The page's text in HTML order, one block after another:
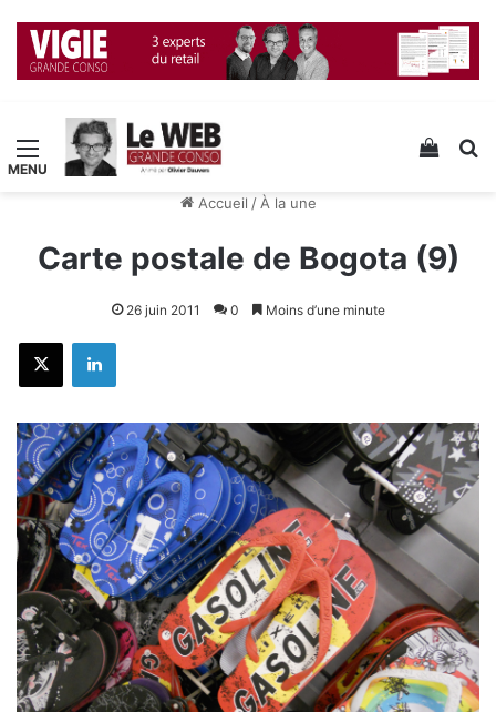
Menu Voir
Accueil / À la une
Carte postale de Bogota (9)
26 juin 2011 0 Moins d’une minute
X Linkedin